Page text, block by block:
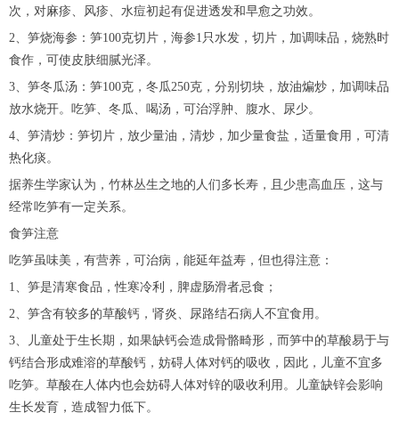
次，对麻疹、风疹、水痘初起有促进透发和早愈之功效。
2、笋烧海参：笋100克切片，海参1只水发，切片，加调味品，烧熟时
食作，可使皮肤细腻光泽。
3、笋冬瓜汤：笋100克，冬瓜250克，分别切块，放油煸炒，加调味品
放水烧开。吃笋、冬瓜、喝汤，可治浮肿、腹水、尿少。
4、笋清炒：笋切片，放少量油，清炒，加少量食盐，适量食用，可清
热化痰。
据养生学家认为，竹林丛生之地的人们多长寿，且少患高血压，这与
经常吃笋有一定关系。
食笋注意
吃笋虽味美，有营养，可治病，能延年益寿，但也得注意：
1、笋是清寒食品，性寒冷利，脾虚肠滑者忌食；
2、笋含有较多的草酸钙，肾炎、尿路结石病人不宜食用。
3、儿童处于生长期，如果缺钙会造成骨骼畸形，而笋中的草酸易于与
钙结合形成难溶的草酸钙，妨碍人体对钙的吸收，因此，儿童不宜多
吃笋。草酸在人体内也会妨碍人体对锌的吸收利用。儿童缺锌会影响
生长发育，造成智力低下。